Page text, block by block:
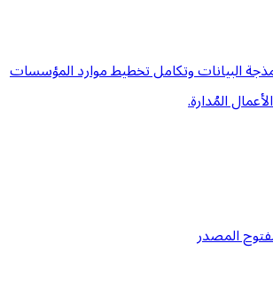
البيانات وتكامل تخطيط موارد المؤسسات
المصدر